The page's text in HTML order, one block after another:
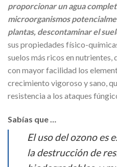
proporcionar un agua
microorganismos
plantas, descontaminar el
sus propiedades físico-
suelos más ricos en nutrientes,
con mayor facilidad los
crecimiento vigoroso y sano,
resistencia a los ataques
Sabías que …
El uso del ozono es
la destrucción de